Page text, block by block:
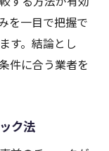
を一目で把握で
す。結論とし
件に合う業者を
ク法